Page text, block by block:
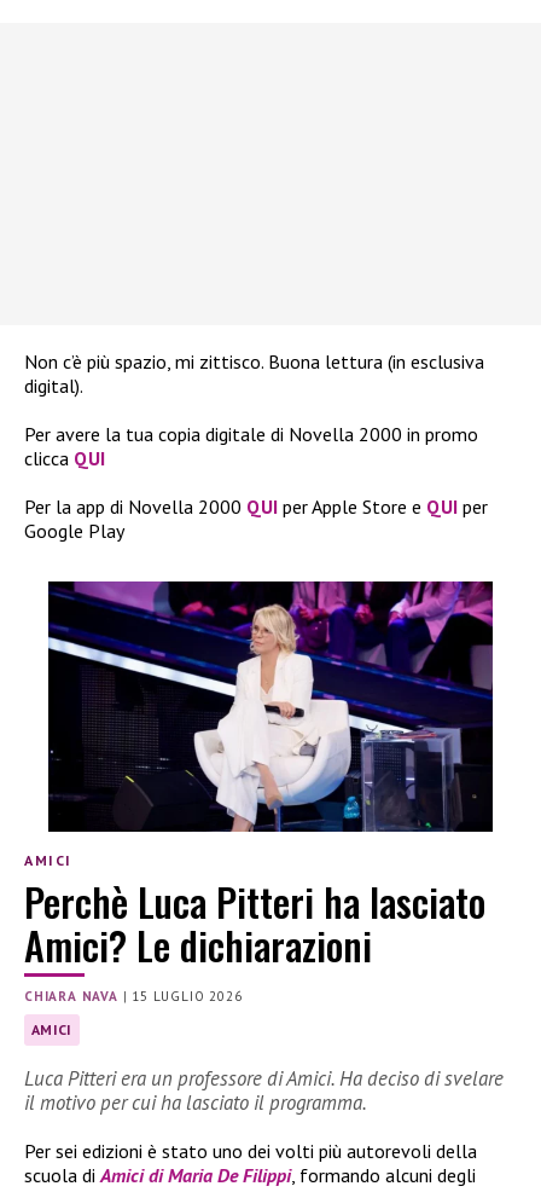
Non c’è più spazio, mi zittisco. Buona lettura (in esclusiva
digital).
Per avere la tua copia digitale di Novella 2000 in promo
clicca QUI
Per la app di Novella 2000 QUI per Apple Store e QUI per
Google Play
AMICI
Perchè Luca Pitteri ha lasciato
Amici? Le dichiarazioni
CHIARA NAVA | 15 LUGLIO 2026
AMICI
Luca Pitteri era un professore di Amici. Ha deciso di svelare
il motivo per cui ha lasciato il programma.
Per sei edizioni è stato uno dei volti più autorevoli della
scuola di Amici di Maria De Filippi, formando alcuni degli